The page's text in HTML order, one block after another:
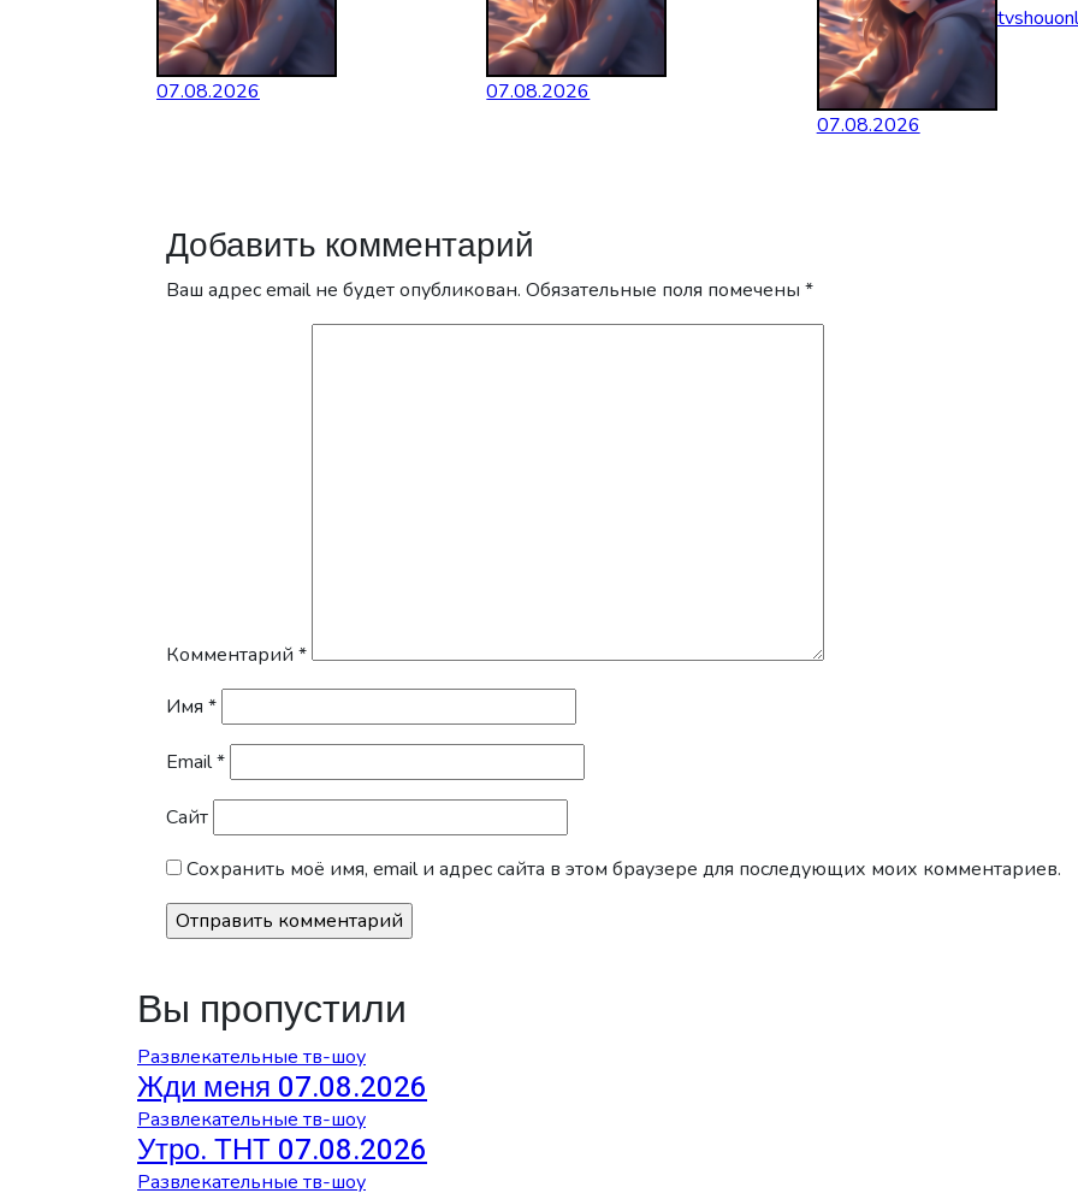
07.08.2026 07.08.2026
07.08.2026
Добавить комментарий
Ваш адрес email не будет опубликован. Обязательные поля помечены *
Комментарий *
Имя *
Email*
Сайт
Сохранить моё имя, email и адрес сайта в этом браузере для последующих моих комментариев.
Вы пропустили
Развлекательные тв-шоу
Жди меня 07.08.2026
Развлекательные тв-шоу
Утро. ТНТ 07.08.2026
Развлекательные тв-шоу